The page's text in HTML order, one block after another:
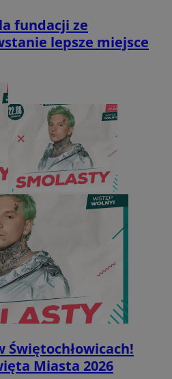
fundacji ze
lepsze miejsce
Świętochłowicach!
Miasta 2026